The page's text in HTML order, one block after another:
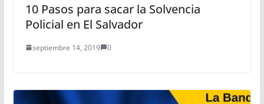
10 Pasos para sacar la Solvencia
Policial en El Salvador
septiembre 14, 2019 0